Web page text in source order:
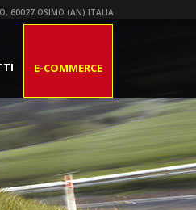
60027 OSIMO (AN) ITALIA
E-COMMERCE